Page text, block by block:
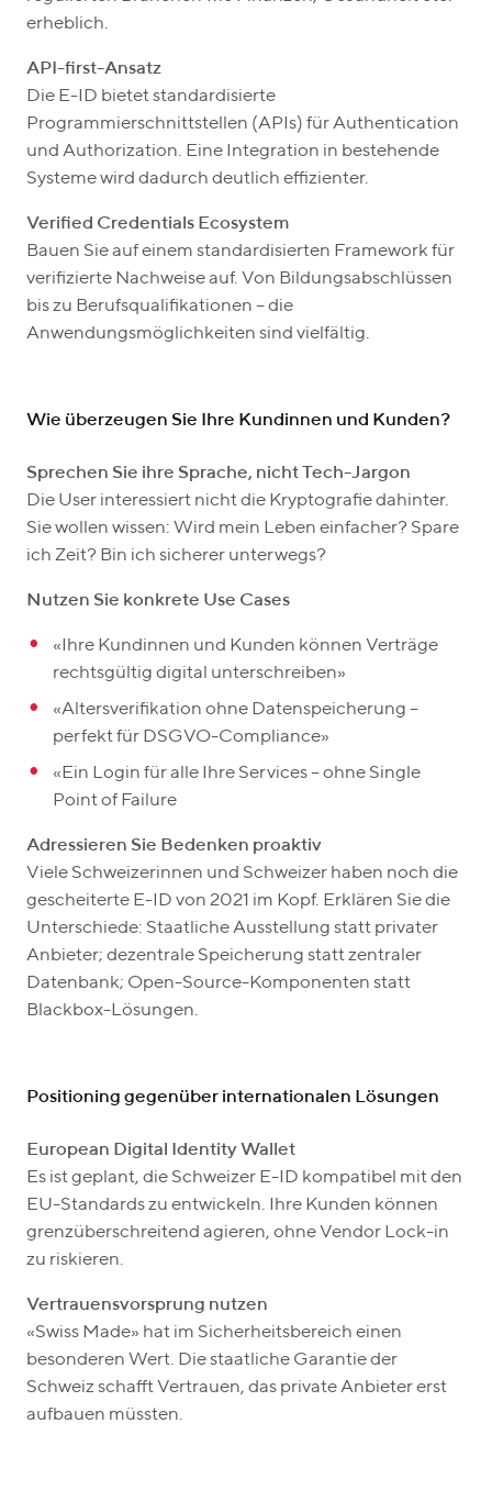
erheblich.
API-first-Ansatz
Die E-ID bietet standardisierte
Programmierschnittstellen (APIs) für Authentication
und Authorization. Eine Integration in bestehende
Systeme wird dadurch deutlich effizienter.
Verified Credentials Ecosystem
Bauen Sie auf einem standardisierten Framework für
verifizierte Nachweise auf. Von Bildungsabschlüssen
bis zu Berufsqualifikationen – die
Anwendungsmöglichkeiten sind vielfältig.
Wie überzeugen Sie Ihre Kundinnen und Kunden?
Sprechen Sie ihre Sprache, nicht Tech-Jargon
Die User interessiert nicht die Kryptografie dahinter.
Sie wollen wissen: Wird mein Leben einfacher? Spare
ich Zeit? Bin ich sicherer unterwegs?
Nutzen Sie konkrete Use Cases
«Ihre Kundinnen und Kunden können Verträge
rechtsgültig digital unterschreiben»
«Altersverifikation ohne Datenspeicherung –
perfekt für DSGVO-Compliance»
«Ein Login für alle Ihre Services – ohne Single
Point of Failure
Adressieren Sie Bedenken proaktiv
Viele Schweizerinnen und Schweizer haben noch die
gescheiterte E-ID von 2021 im Kopf. Erklären Sie die
Unterschiede: Staatliche Ausstellung statt privater
Anbieter; dezentrale Speicherung statt zentraler
Datenbank; Open-Source-Komponenten statt
Blackbox-Lösungen.
Positioning gegenüber internationalen Lösungen
European Digital Identity Wallet
Es ist geplant, die Schweizer E-ID kompatibel mit den
EU-Standards zu entwickeln. Ihre Kunden können
grenzüberschreitend agieren, ohne Vendor Lock-in
zu riskieren.
Vertrauensvorsprung nutzen
«Swiss Made» hat im Sicherheitsbereich einen
besonderen Wert. Die staatliche Garantie der
Schweiz schafft Vertrauen, das private Anbieter erst
aufbauen müssten.